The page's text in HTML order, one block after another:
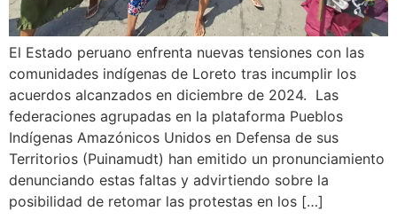
El Estado peruano enfrenta nuevas tensiones con las
comunidades indígenas de Loreto tras incumplir los
acuerdos alcanzados en diciembre de 2024. Las
federaciones agrupadas en la plataforma Pueblos
Indígenas Amazónicos Unidos en Defensa de sus
Territorios (Puinamudt) han emitido un pronunciamiento
denunciando estas faltas y advirtiendo sobre la
posibilidad de retomar las protestas en los […]